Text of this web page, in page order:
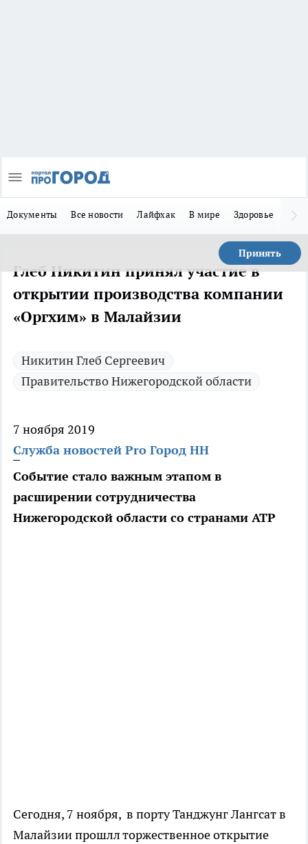
Документы Все новости Лайфхак В мире Здоровье
Принять
Глеб Никитин принял участие в
открытии производства компании
«Оргхим» в Малайзии
Никитин Глеб Сергеевич
Правительство Нижегородской области
7 ноября 2019
Служба новостей Pro Город НН
Событие стало важным этапом в
расширении сотрудничества
Нижегородской области со странами АТР
Сегодня, 7 ноября, в порту Танджунг Лангсат в
Малайзии прошлл торжественное открытие